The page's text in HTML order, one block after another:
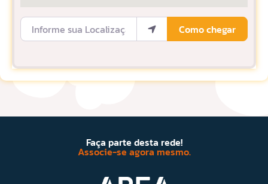
Informe sua Localização
Como chegar
Faça parte desta rede!
Associe-se agora mesmo.